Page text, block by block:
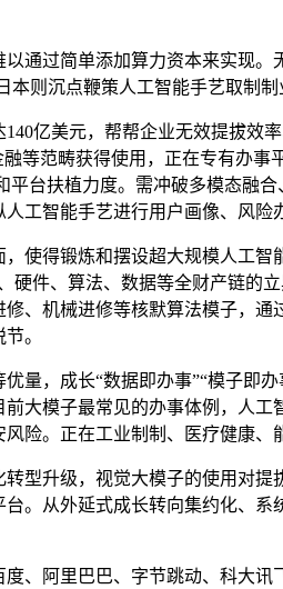
过简单添加算力资本来实现。
则沉点鞭策人工智能手艺取制制
亿美元，帮帮企业无效提拔效
等范畴获得使用，正在专有办
台扶植力度。需冲破多模态融
工智能手艺进行用户画像、风险
得锻炼和摆设超大规模人工智
件、算法、数据等全财产链的
、机械进修等核默算法模子，
。
，成长“数据即办事”“模子即
大模子最常见的办事体例，人
险。正在工业制制、医疗健康、
升级，视觉大模子的使用对提
。从外延式成长转向集约化、
阿里巴巴、字节跳动、科大讯